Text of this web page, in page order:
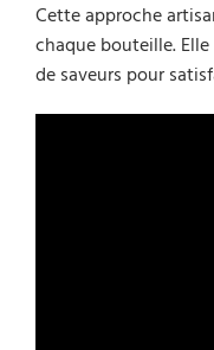
Cette approche
chaque bouteille.
de saveurs pour